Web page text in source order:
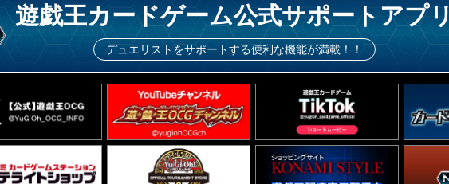
遊戯王カードゲーム公式サポートアプリ
デュエリストをサポートする便利な機能が満載！！